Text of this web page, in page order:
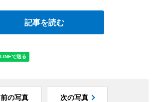
記事を読む
前の写真 次の写真